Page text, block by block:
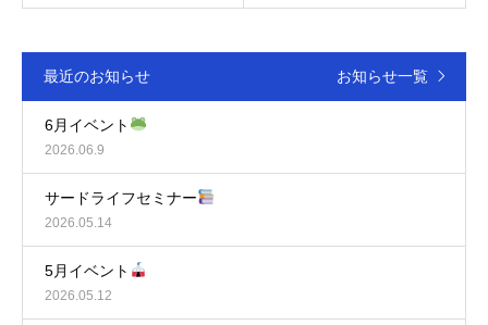
最近のお知らせ お知らせ一覧
6月イベント
2026.06.9
サードライフセミナー
2026.05.14
5月イベント
2026.05.12